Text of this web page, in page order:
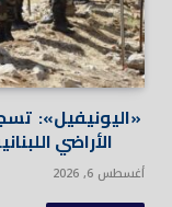
الأراضي
أغسطس 6, 2026